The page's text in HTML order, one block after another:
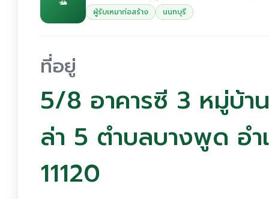
ผู้รับเหมาก่อสร้าง นนทบุรี
ที่อยู่
5/8 อาคารซี 3 หมู่บ้า
ล่า 5 ตำบลบางพูด อ
11120